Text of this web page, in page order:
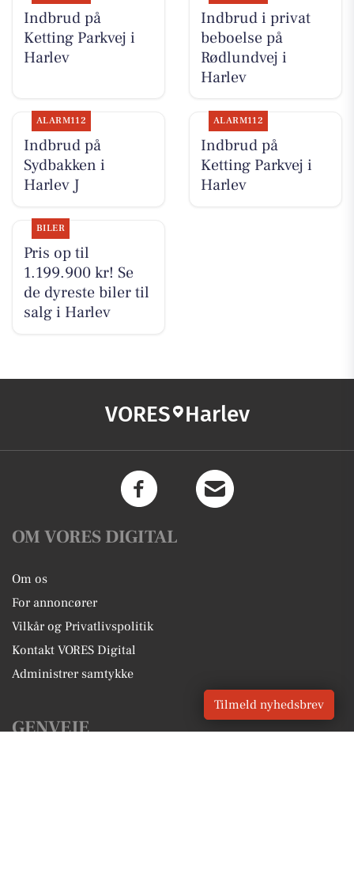
Indbrud på
Ketting Parkvej i
Harlev
Indbrud i privat
beboelse på
Rødlundvej i
Harlev
ALARM112
Indbrud på
Sydbakken i
Harlev J
ALARM112
Indbrud på
Ketting Parkvej i
Harlev
BILER
Pris op til
1.199.900 kr! Se
de dyreste biler til
salg i Harlev
VORES Harlev
OM VORES DIGITAL
Om os
For annoncører
Vilkår og Privatlivspolitik
Kontakt VORES Digital
Administrer samtykke
GENVEJE
Tilmeld nyhedsbrev